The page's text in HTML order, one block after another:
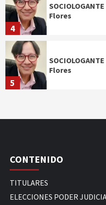
4
Flores
5
Flores
CONTENIDO
TITULARES
ELECCIONES PODER